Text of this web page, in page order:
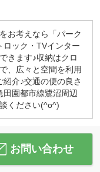
お考えなら「パーク
ロック・TVインター
きます♪収納はクロ
、広々と空間を利用
介♪交通の便の良さ
田園都市線鷺沼周辺
ください(^o^)
お問い合わせ